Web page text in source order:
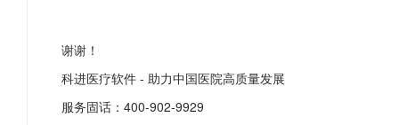
谢谢！
科进医疗软件 - 助力中国医院高质量发展
服务固话：400-902-9929